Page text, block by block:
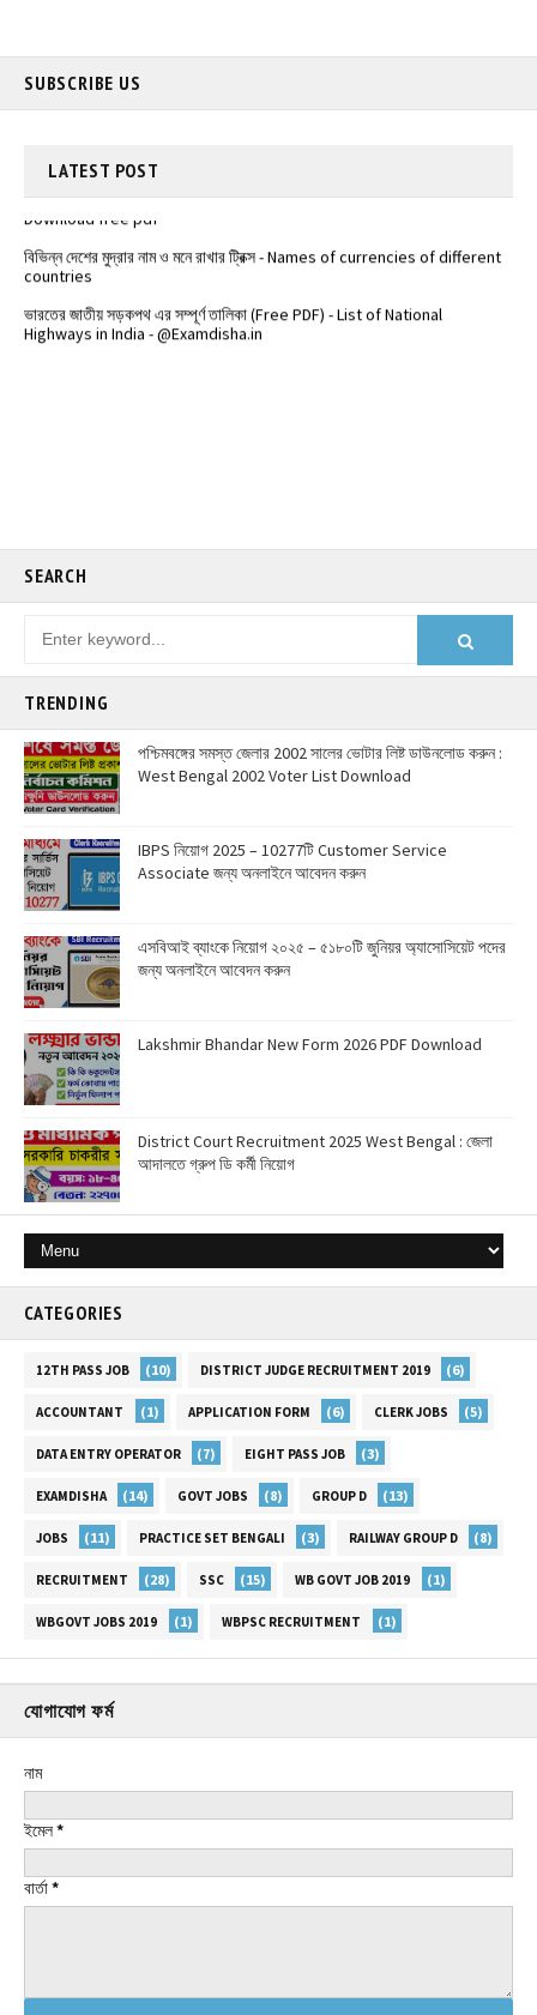
SUBSCRIBE US
LATEST POST
পশ্চিমবঙ্গের ভূগোল থেকে গুরুত্বপূর্ণ প্রশ্ন ও উত্তর Download free pdf
*** গুরুত্বপূর্ণ জেনারেল নলেজ প্রশ্ন ও উত্তর ***Top General Knowledge MCQ
Question Answers for WBP Constable & SI Exam 2021, WBPSC, SSC
ভারতের বিভিন্ন শহরের উপনাম (Nicknames of different cities in India) -
বিভিন্ন দেশের মুদ্রার নাম ও মনে রাখার ট্রিক্স - Names of currencies of different
countries
️ভারতের জাতীয় সড়কপথ এর সম্পূর্ণ তালিকা (Free PDF) - List of National
Highways in India - @Examdisha.in
SEARCH
TRENDING
পশ্চিমবঙ্গের সমস্ত জেলার 2002 সালের ভোটার লিষ্ট ডাউনলোড করুন :
West Bengal 2002 Voter List Download
IBPS নিয়োগ 2025 – 10277টি Customer Service
Associate জন্য অনলাইনে আবেদন করুন
এসবিআই ব্যাংকে নিয়োগ ২০২৫ – ৫১৮০টি জুনিয়র অ্যাসোসিয়েট পদের
জন্য অনলাইনে আবেদন করুন
Lakshmir Bhandar New Form 2026 PDF Download
District Court Recruitment 2025 West Bengal : জেলা
আদালতে গ্রুপ ডি কর্মী নিয়োগ
CATEGORIES
12TH PASS JOB (10) DISTRICT JUDGE RECRUITMENT 2019 (6)
ACCOUNTANT (1) APPLICATION FORM (6) CLERK JOBS (5)
DATA ENTRY OPERATOR (7) EIGHT PASS JOB (3)
EXAMDISHA (14) GOVT JOBS (8) GROUP D (13)
JOBS (11) PRACTICE SET BENGALI (3) RAILWAY GROUP D (8)
RECRUITMENT (28) SSC (15) WB GOVT JOB 2019 (1)
WBGOVT JOBS 2019 (1) WBPSC RECRUITMENT (1)
যোগাযোগ ফর্ম
নাম
ইমেল*
বার্তা*